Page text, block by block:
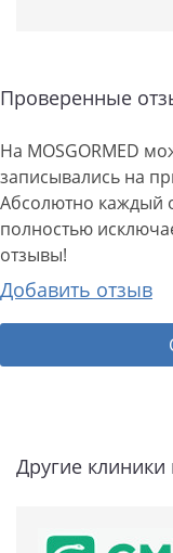
Проверенные
На MOSGORMED
записывались на
Абсолютно каждый
полностью
отзывы!
Добавить отзыв
Другие